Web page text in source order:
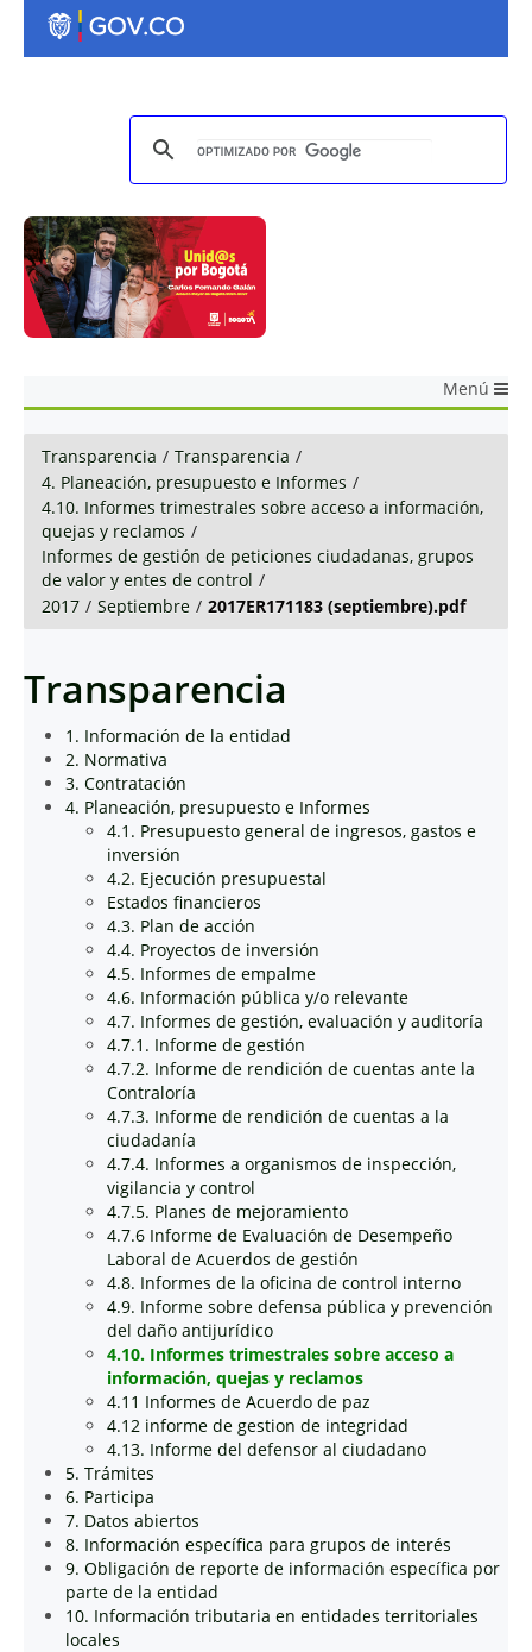
Menú
Transparencia / Transparencia /
4. Planeación, presupuesto e Informes /
4.10. Informes trimestrales sobre acceso a información,
quejas y reclamos /
Informes de gestión de peticiones ciudadanas, grupos
de valor y entes de control /
2017 / Septiembre / 2017ER171183 (septiembre).pdf
Transparencia
1. Información de la entidad
2. Normativa
3. Contratación
4. Planeación, presupuesto e Informes
4.1. Presupuesto general de ingresos, gastos e
inversión
4.2. Ejecución presupuestal
Estados financieros
4.3. Plan de acción
4.4. Proyectos de inversión
4.5. Informes de empalme
4.6. Información pública y/o relevante
4.7. Informes de gestión, evaluación y auditoría
4.7.1. Informe de gestión
4.7.2. Informe de rendición de cuentas ante la
Contraloría
4.7.3. Informe de rendición de cuentas a la
ciudadanía
4.7.4. Informes a organismos de inspección,
vigilancia y control
4.7.5. Planes de mejoramiento
4.7.6 Informe de Evaluación de Desempeño
Laboral de Acuerdos de gestión
4.8. Informes de la oficina de control interno
4.9. Informe sobre defensa pública y prevención
del daño antijurídico
4.10. Informes trimestrales sobre acceso a
información, quejas y reclamos
4.11 Informes de Acuerdo de paz
4.12 informe de gestion de integridad
4.13. Informe del defensor al ciudadano
5. Trámites
6. Participa
7. Datos abiertos
8. Información específica para grupos de interés
9. Obligación de reporte de información específica por
parte de la entidad
10. Información tributaria en entidades territoriales
locales